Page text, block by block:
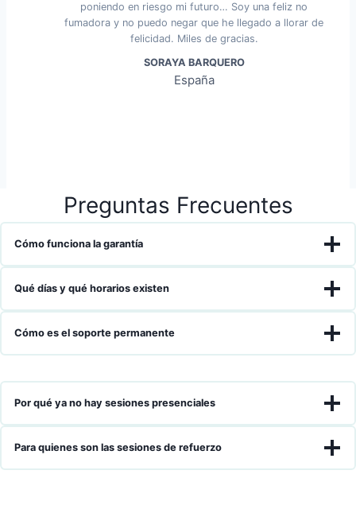
poniendo en riesgo mi futuro… Soy una feliz no
fumadora y no puedo negar que he llegado a llorar de
felicidad. Miles de gracias.
SORAYA BARQUERO
España
Preguntas Frecuentes
Cómo funciona la garantía
Qué días y qué horarios existen
Cómo es el soporte permanente
Por qué ya no hay sesiones presenciales
Para quienes son las sesiones de refuerzo